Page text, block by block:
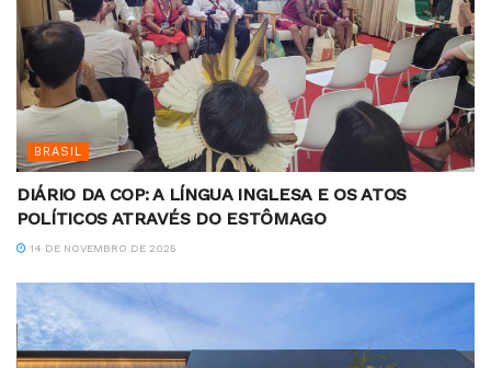
BRASIL
DIÁRIO DA COP: A LÍNGUA INGLESA E OS ATOS
POLÍTICOS ATRAVÉS DO ESTÔMAGO
14 DE NOVEMBRO DE 2025